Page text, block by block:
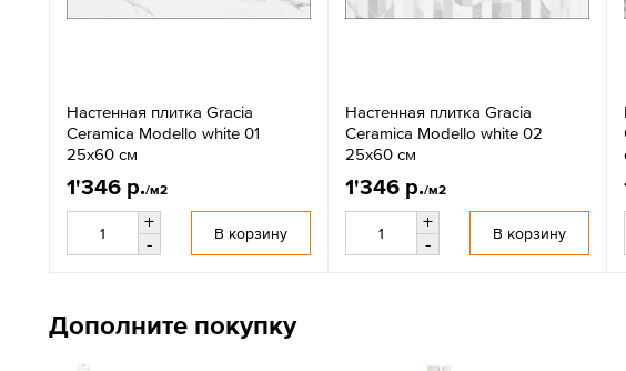
Настенная плитка Gracia
Ceramica Modello white 01
25x60 см
1'346 р./м2
+
-
В корзину
Настенная плитка Gracia
Ceramica Modello white 02
25x60 см
1'346 р./м2
+
-
В корзину
Дополните покупку